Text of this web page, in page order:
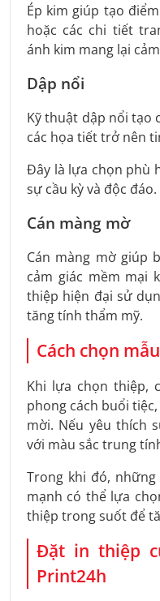
Ép kim giúp tạo
hoặc các chi tiết
ánh kim mang lại
Dập nổi
Kỹ thuật dập nổi tạo
các họa tiết trở nên
Đây là lựa chọn phù
sự cầu kỳ và độc đáo.
Cán màng mờ
Cán màng mờ giúp
cảm giác mềm mại
thiệp hiện đại sử
tăng tính thẩm mỹ.
Cách chọn
Khi lựa chọn thiệp,
phong cách buổi
mời. Nếu yêu thích
với màu sắc trung
Trong khi đó,
mạnh có thể lựa
thiệp trong suốt để
Đặt in thiệp
Print24h